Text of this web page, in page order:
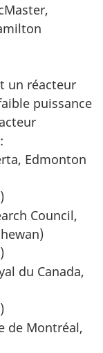
un réacteur
puissance
Edmonton
Council,
du Canada,
de Montréal,